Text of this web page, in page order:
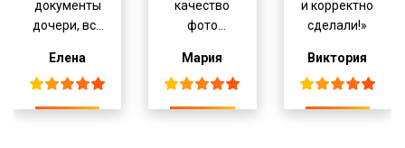
документы
дочери, все
оперативно,
качественно
.
Елена
качество
фото
Мария
и корректно
сделали!
Виктория